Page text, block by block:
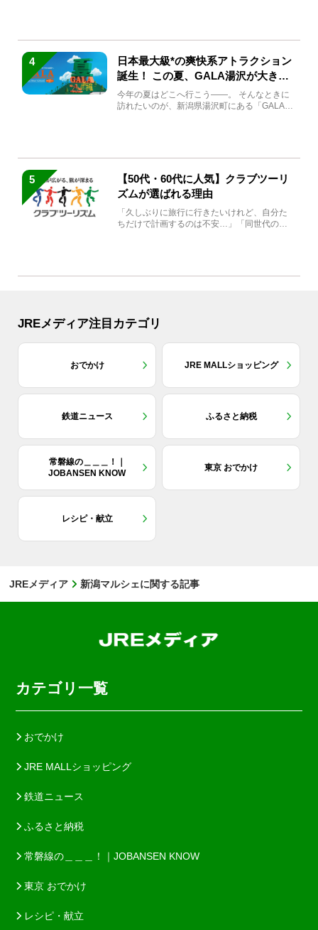
4
日本最大級*の爽快系アトラクション
誕生！ この夏、GALA湯沢が大きく
生まれ変わる
今年の夏はどこへ行こう――。 そんなときに
訪れたいのが、新潟県湯沢町にある「GALA湯
5
【50代・60代に人気】クラブツーリ
ズムが選ばれる理由
「久しぶりに旅行に行きたいけれど、自分た
ちだけで計画するのは不安…」「同世代の方
JREメディア注目カテゴリ
おでかけ JRE MALLショッピング
鉄道ニュース ふるさと納税
常磐線の＿＿＿！｜
JOBANSEN KNOW
東京 おでかけ
レシピ・献立
JREメディア 新潟マルシェに関する記事
カテゴリ一覧
おでかけ
JRE MALLショッピング
鉄道ニュース
ふるさと納税
常磐線の＿＿＿！｜JOBANSEN KNOW
東京 おでかけ
レシピ・献立